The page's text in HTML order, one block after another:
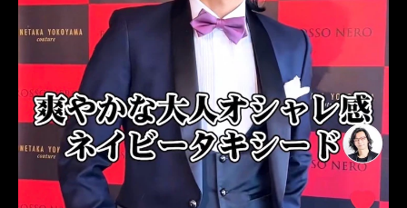
MUMNETAKAYOKOYAMA 疑問 解決
オーダースーツ社長 川崎浩一 潜入調査 アパレル社長